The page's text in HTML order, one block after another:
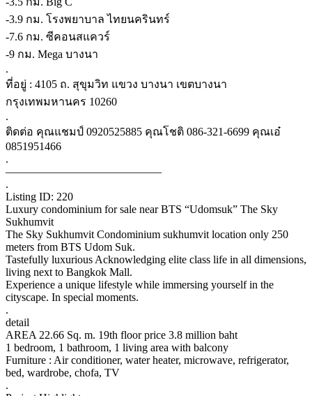
-3.9 กม. โรงพยาบาล ไทยนครินทร์
-7.6 กม. ซีคอนสแควร์
-9 กม. Mega บางนา
.
ที่อยู่ : 4105 ถ. สุขุมวิท แขวง บางนา เขตบางนา
กรุงเทพมหานคร 10260
.
ติดต่อ คุณแชมป์ 0920525885 คุณโชติ 086-321-6699 คุณเอ๋
0851951466
.
——————————————
.
Listing ID: 220
Luxury condominium for sale near BTS “Udomsuk” The Sky
Sukhumvit
The Sky Sukhumvit Condominium sukhumvit location only 250
meters from BTS Udom Suk.
Tastefully luxurious Acknowledging elite class life in all dimensions,
living next to Bangkok Mall.
Experience a unique lifestyle while immersing yourself in the
cityscape. In special moments.
.
detail
AREA 22.66 Sq. m. 19th floor price 3.8 million baht
1 bedroom, 1 bathroom, 1 living area with balcony
Furniture : Air conditioner, water heater, microwave, refrigerator,
bed, wardrobe, chofa, TV
.